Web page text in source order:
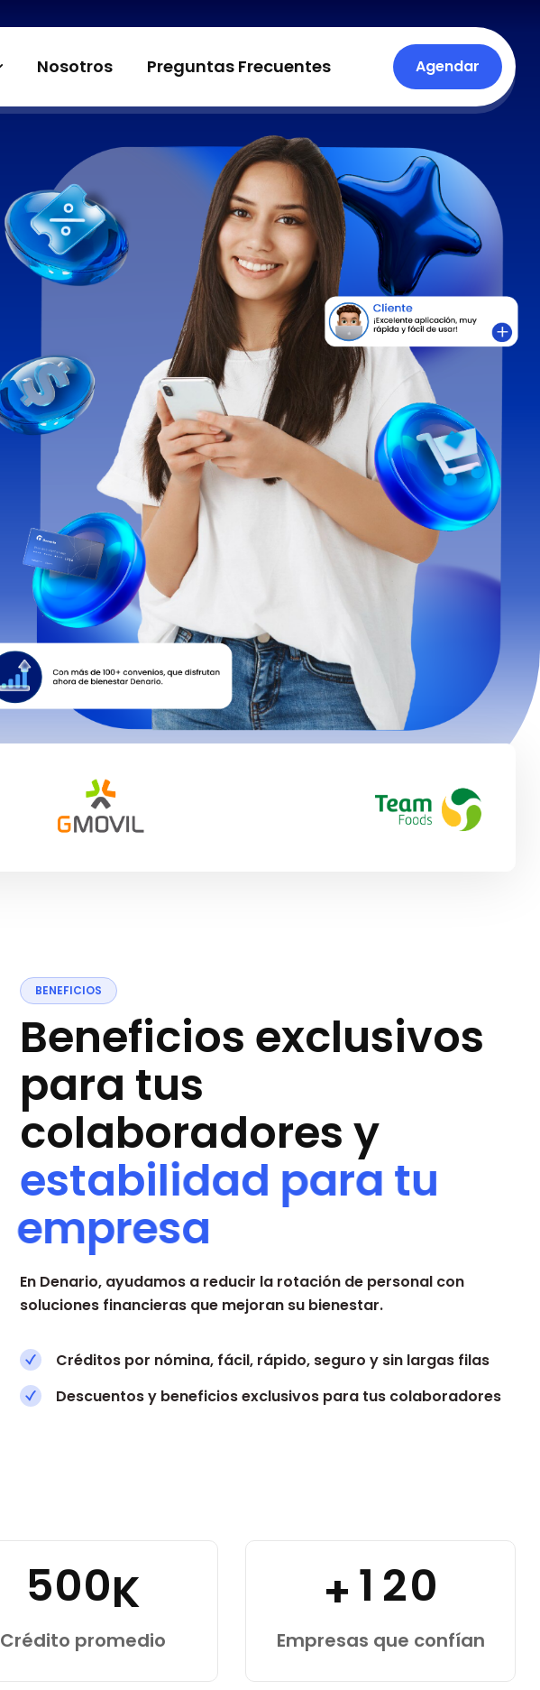
Nosotros Preguntas Frecuentes Agendar
BENEFICIOS
Beneficios exclusivos
para tus
colaboradoresy
estabilidad para tu
empresa
En Denario, ayudamos a reducir la rotación de personal con
soluciones financieras que mejoran su bienestar.
Créditos por nómina, fácil, rápido, seguro y sin largas filas
Descuentos y beneficios exclusivos para tus colaboradores
500K
Crédito promedio
+1 20
Empresas que confían